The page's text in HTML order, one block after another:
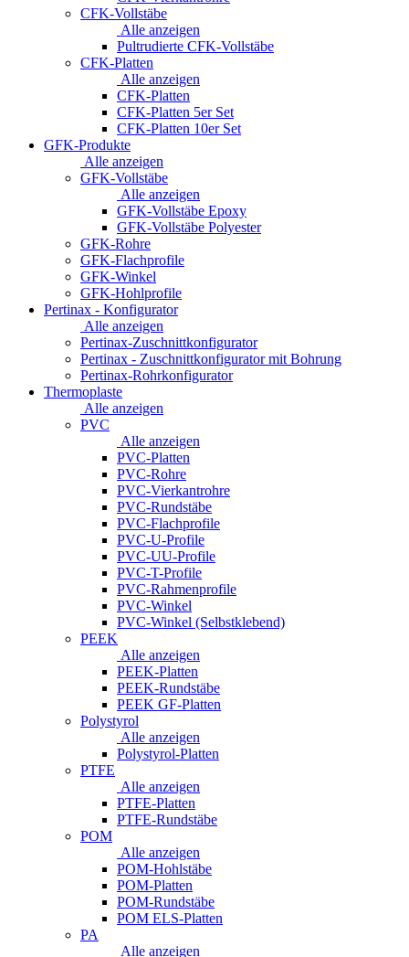
CFK-Vollstäbe
Alle anzeigen
Pultrudierte CFK-Vollstäbe
CFK-Platten
Alle anzeigen
CFK-Platten
CFK-Platten 5er Set
CFK-Platten 10er Set
GFK-Produkte
Alle anzeigen
GFK-Vollstäbe
Alle anzeigen
GFK-Vollstäbe Epoxy
GFK-Vollstäbe Polyester
GFK-Rohre
GFK-Flachprofile
GFK-Winkel
GFK-Hohlprofile
Pertinax - Konfigurator
Alle anzeigen
Pertinax-Zuschnittkonfigurator
Pertinax - Zuschnittkonfigurator mit Bohrung
Pertinax-Rohrkonfigurator
Thermoplaste
Alle anzeigen
PVC
Alle anzeigen
PVC-Platten
PVC-Rohre
PVC-Vierkantrohre
PVC-Rundstäbe
PVC-Flachprofile
PVC-U-Profile
PVC-UU-Profile
PVC-T-Profile
PVC-Rahmenprofile
PVC-Winkel
PVC-Winkel (Selbstklebend)
PEEK
Alle anzeigen
PEEK-Platten
PEEK-Rundstäbe
PEEK GF-Platten
Polystyrol
Alle anzeigen
Polystyrol-Platten
PTFE
Alle anzeigen
PTFE-Platten
PTFE-Rundstäbe
POM
Alle anzeigen
POM-Hohlstäbe
POM-Platten
POM-Rundstäbe
POM ELS-Platten
PA
Alle anzeigen